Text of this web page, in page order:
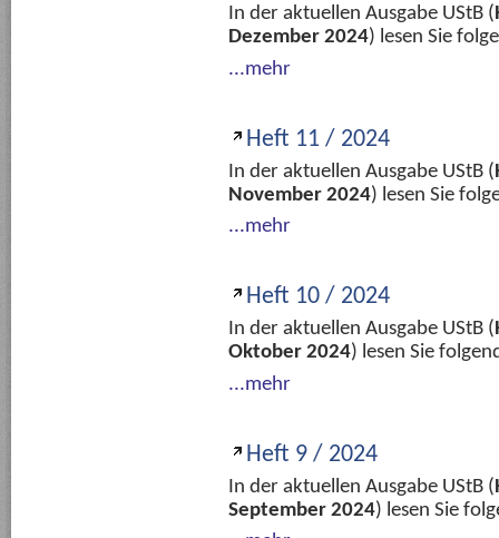
In der aktuellen Ausgabe UStB (
Dezember 2024) lesen Sie
...mehr
Heft 11 / 2024
In der aktuellen Ausgabe UStB (
November 2024) lesen Sie
...mehr
Heft 10 / 2024
In der aktuellen Ausgabe UStB (
Oktober 2024) lesen Sie
...mehr
Heft 9 / 2024
In der aktuellen Ausgabe UStB (
September 2024) lesen Sie